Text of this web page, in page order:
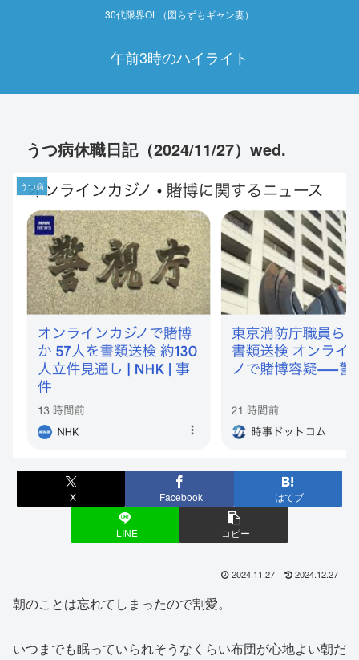
30代限界OL（図らずもギャン妻）
午前3時のハイライト
うつ病休職日記（2024/11/27）wed.
うつ病
X Facebook はてブ
LINE コピー
2024.11.27 2024.12.27
朝のことは忘れてしまったので割愛。
いつまでも眠っていられそうなくらい布団が心地よい朝だ